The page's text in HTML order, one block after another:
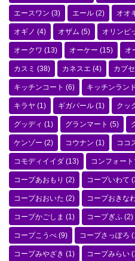
エースワン (3) エール (2) オオ
オギノ (4) オザム (5) オリンピ
オークワ (13) オーケー (15) オ
カスミ (38) カネスエ (4) カブ
キッチンコート (6) キッチンラン
キラヤ (1) ギガパール (1) クッ
グッディ (1) グランマート (5)
ケンゾー (2) コウナン (1) ココ
コモディイイダ (13) コンフォー
コープあおもり (2) コープいわて
コープおおいた (2) コープおきな
コープかごしま (1) コープぎふ (2)
コープこうべ (9) コープさっぽろ
コープみやざき (1) コープみらい